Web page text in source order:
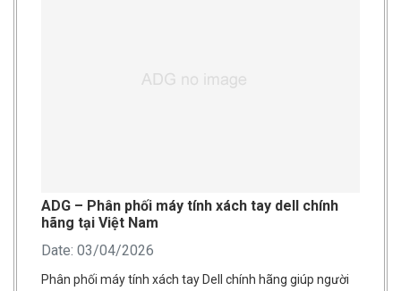
ADG – Phân phối máy tính xách tay dell chính
hãng tại Việt Nam
Date: 03/04/2026
Phân phối máy tính xách tay Dell chính hãng giúp người